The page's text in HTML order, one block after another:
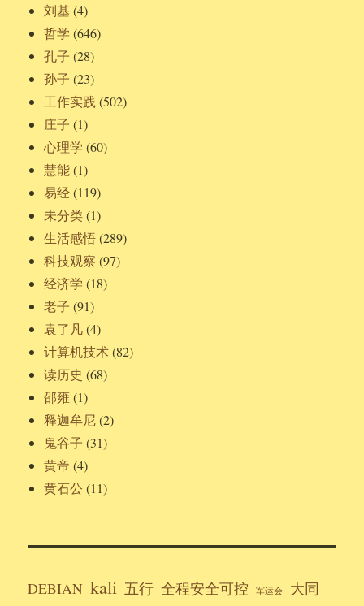
刘基 (4)
哲学 (646)
孔子 (28)
孙子 (23)
工作实践 (502)
庄子 (1)
心理学 (60)
慧能(1)
易经(119)
未分类(1)
生活感悟(289)
科技观察 (97)
经济学 (18)
老子 (91)
袁了凡(4)
计算机技术(82)
读历史 (68)
邵雍 (1)
释迦牟尼(2)
鬼谷子 (31)
黄帝 (4)
黄石公 (11)
DEBIAN kali 五行 全程安全可控 军运会
大同